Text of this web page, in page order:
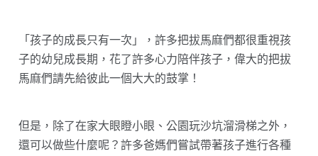
「孩子的成長只有一次」，許多把拔馬麻們都很重視孩
子的幼兒成長期，花了許多心力陪伴孩子，偉大的把拔
馬麻們請先給彼此一個大大的鼓掌！
但是，除了在家大眼瞪小眼、公園玩沙坑溜滑梯之外，
還可以做些什麼呢？許多爸媽們嘗試帶著孩子進行各種